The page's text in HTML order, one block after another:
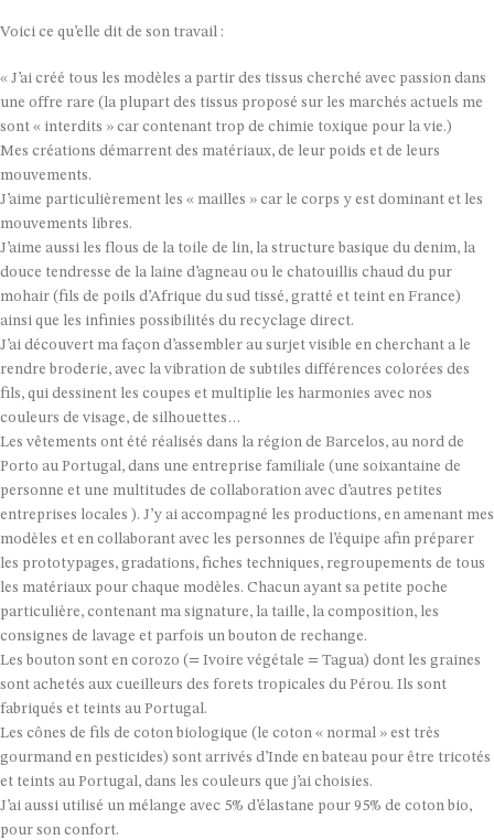
Voici ce qu’elle dit de son travail :
« J’ai créé tous les modèles a partir des tissus cherché avec passion dans
une offre rare (la plupart des tissus proposé sur les marchés actuels me
sont « interdits » car contenant trop de chimie toxique pour la vie.)
Mes créations démarrent des matériaux, de leur poids et de leurs
mouvements.
J’aime particulièrement les « mailles » car le corps y est dominant et les
mouvements libres.
J’aime aussi les flous de la toile de lin, la structure basique du denim, la
douce tendresse de la laine d’agneau ou le chatouillis chaud du pur
mohair (fils de poils d’Afrique du sud tissé, gratté et teint en France)
ainsi que les infinies possibilités du recyclage direct.
J’ai découvert ma façon d’assembler au surjet visible en cherchant a le
rendre broderie, avec la vibration de subtiles différences colorées des
fils, qui dessinent les coupes et multiplie les harmonies avec nos
couleurs de visage, de silhouettes…
Les vêtements ont été réalisés dans la région de Barcelos, au nord de
Porto au Portugal, dans une entreprise familiale (une soixantaine de
personne et une multitudes de collaboration avec d’autres petites
entreprises locales ). J’y ai accompagné les productions, en amenant mes
modèles et en collaborant avec les personnes de l’équipe afin préparer
les prototypages, gradations, fiches techniques, regroupements de tous
les matériaux pour chaque modèles. Chacun ayant sa petite poche
particulière, contenant ma signature, la taille, la composition, les
consignes de lavage et parfois un bouton de rechange.
Les bouton sont en corozo (= Ivoire végétale = Tagua) dont les graines
sont achetés aux cueilleurs des forets tropicales du Pérou. Ils sont
fabriqués et teints au Portugal.
Les cônes de fils de coton biologique (le coton « normal » est très
gourmand en pesticides) sont arrivés d’Inde en bateau pour être tricotés
et teints au Portugal, dans les couleurs que j’ai choisies.
J’ai aussi utilisé un mélange avec 5% d’élastane pour 95% de coton bio,
pour son confort.